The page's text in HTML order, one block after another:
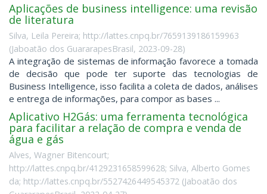
Aplicações de business intelligence: uma revisão
de literatura
Silva, Leila Pereira; http://lattes.cnpq.br/7659139186159963
(Jaboatão dos GuararapesBrasil, 2023-09-28)
A integração de sistemas de informação favorece a tomada
de decisão que pode ter suporte das tecnologias de
Business Intelligence, isso facilita a coleta de dados, análises
e entrega de informações, para compor as bases ...
Aplicativo H2Gás: uma ferramenta tecnológica
para facilitar a relação de compra e venda de
água e gás
Alves, Wagner Bitencourt;
http://lattes.cnpq.br/4129231658599628; Silva, Alberto Gomes
da; http://lattes.cnpq.br/5527426449545372 (Jaboatão dos